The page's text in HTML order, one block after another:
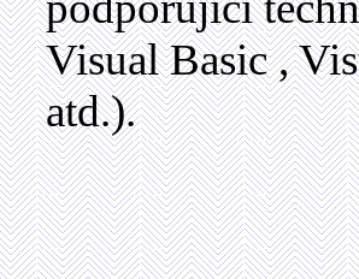
Visual Basic ,
atd.).